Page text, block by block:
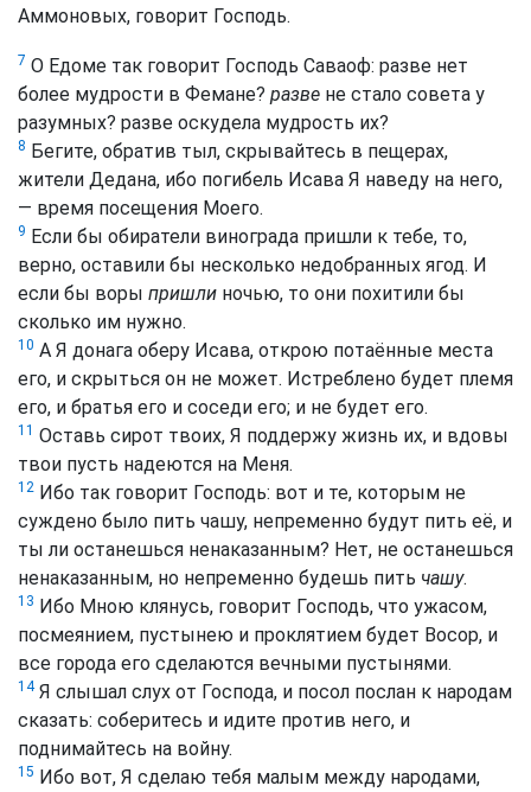
Аммоновых, говорит Господь.
7 О Едоме так говорит Господь Саваоф: разве нет
более мудрости в Фемане? разве не стало совета у
разумных? разве оскудела мудрость их?
8 Бегите, обратив тыл, скрывайтесь в пещерах,
жители Дедана, ибо погибель Исава Я наведу на него,
— время посещения Моего.
9 Если бы обиратели винограда пришли к тебе, то,
верно, оставили бы несколько недобранных ягод. И
если бы воры пришли ночью, то они похитили бы
сколько им нужно.
10 А Я донага оберу Исава, открою потаённые места
его, и скрыться он не может. Истреблено будет племя
его, и братья его и соседи его; и не будет его.
11 Оставь сирот твоих, Я поддержу жизнь их, и вдовы
твои пусть надеются на Меня.
12 Ибо так говорит Господь: вот и те, которым не
суждено было пить чашу, непременно будут пить её, и
ты ли останешься ненаказанным? Нет, не останешься
ненаказанным, но непременно будешь пить чашу.
13 Ибо Мною клянусь, говорит Господь, что ужасом,
посмеянием, пустынею и проклятием будет Восор, и
все города его сделаются вечными пустынями.
14Я слышал слух от Господа, и посол послан к народам
сказать: соберитесь и идите против него, и
поднимайтесь на войну.
15 Ибо вот, Я сделаю тебя малым между народами,